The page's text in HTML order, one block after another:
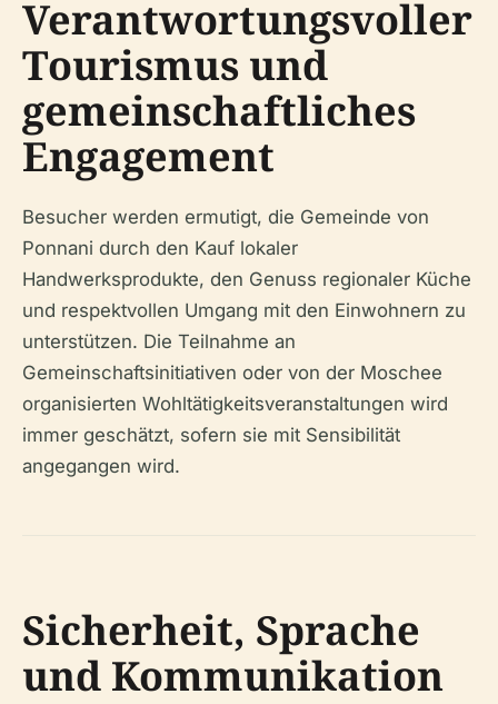
Verantwortungsvoller
Tourismus und
gemeinschaftliches
Engagement
Besucher werden ermutigt, die Gemeinde von
Ponnani durch den Kauf lokaler
Handwerksprodukte, den Genuss regionaler Küche
und respektvollen Umgang mit den Einwohnern zu
unterstützen. Die Teilnahme an
Gemeinschaftsinitiativen oder von der Moschee
organisierten Wohltätigkeitsveranstaltungen wird
immer geschätzt, sofern sie mit Sensibilität
angegangen wird.
Sicherheit, Sprache
und Kommunikation